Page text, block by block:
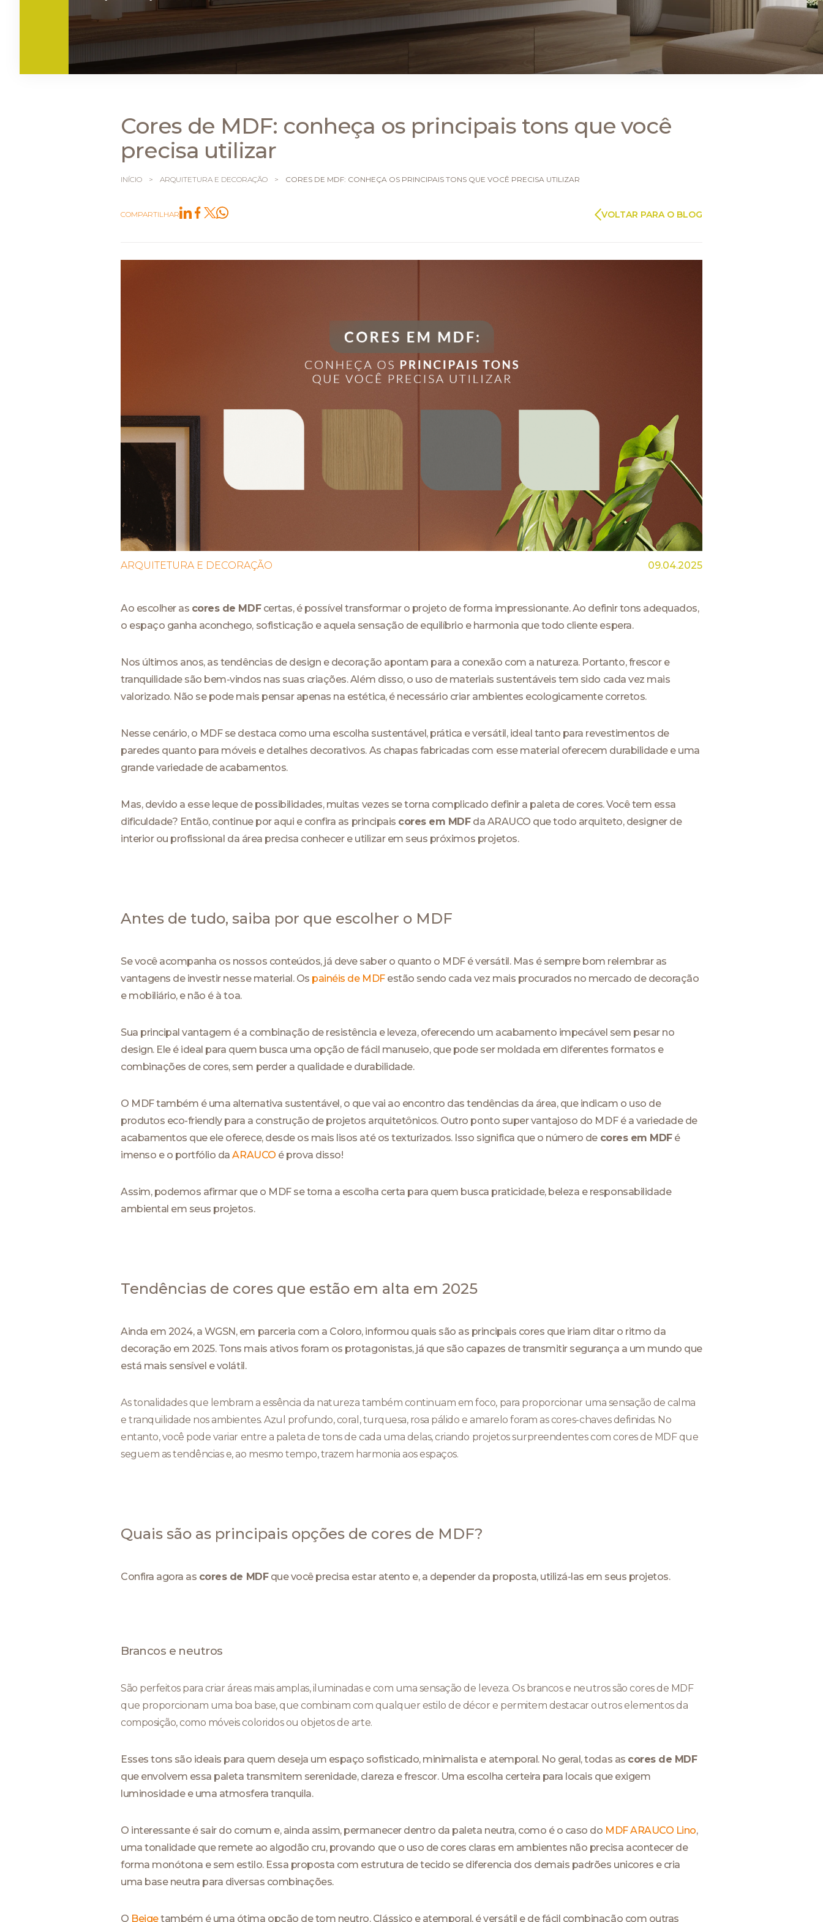
ARAUCO FLORESTAL
Cores de MDF: conheça os principais tons que você
precisa utilizar
INÍCIO > ARQUITETURA E DECORAÇÃO > CORES DE MDF: CONHEÇA OS PRINCIPAIS TONS QUE VOCÊ PRECISA UTILIZAR
COMPARTILHAR VOLTAR PARA O BLOG
ARQUITETURA E DECORAÇÃO 09.04.2025
Ao escolher as cores de MDFcertas, é possível transformar o projeto de forma impressionante. Ao definir tons adequados,
o espaço ganha aconchego, sofisticação e aquela sensação de equilíbrio e harmonia que todo cliente espera.
Nos últimos anos, as tendências de design e decoração apontam para a conexão com a natureza. Portanto, frescor e
tranquilidade são bem-vindos nas suas criações. Além disso, o uso de materiais sustentáveis tem sido cada vez mais
valorizado. Não se pode mais pensar apenas na estética, é necessário criar ambientes ecologicamente corretos.
Nesse cenário, o MDF se destaca como uma escolha sustentável, prática e versátil, ideal tanto para revestimentos de
paredes quanto para móveis e detalhes decorativos. As chapas fabricadas com esse material oferecem durabilidade e uma
grande variedade de acabamentos.
Mas, devido a esse leque de possibilidades, muitas vezes se torna complicado definir a paleta de cores. Você tem essa
dificuldade? Então, continue por aqui e confira as principais cores em MDFda ARAUCO que todo arquiteto, designer de
interior ou profissional da área precisa conhecer e utilizar em seus próximos projetos.
Antes de tudo, saiba por que escolher o MDF
Se você acompanha os nossos conteúdos, já deve saber o quanto o MDF é versátil. Mas é sempre bom relembrar as
vantagens de investir nesse material. Os painéis de MDFestão sendo cada vez mais procurados no mercado de decoração
e mobiliário, e não é à toa.
Sua principal vantagem é a combinação de resistência e leveza, oferecendo um acabamento impecável sem pesar no
design. Ele é ideal para quem busca uma opção de fácil manuseio, que pode ser moldada em diferentes formatos e
combinações de cores, sem perder a qualidade e durabilidade.
O MDF também é uma alternativa sustentável, o que vai ao encontro das tendências da área, que indicam o uso de
produtos eco-friendly para a construção de projetos arquitetônicos. Outro ponto super vantajoso do MDF é a variedade de
acabamentos que ele oferece, desde os mais lisos até os texturizados. Isso significa que o número de cores em MDFé
imenso e o portfólio daARAUCO é prova disso!
Assim, podemos afirmar que o MDF se torna a escolha certa para quem busca praticidade, beleza e responsabilidade
ambiental em seus projetos.
Tendências de cores que estão em alta em 2025
Ainda em 2024, a WGSN, em parceria com a Coloro, informou quais são as principais cores que iriam ditar o ritmo da
decoração em 2025. Tons mais ativos foram os protagonistas, já que são capazes de transmitir segurança a um mundo que
está mais sensível e volátil.
As tonalidades que lembram a essência da natureza também continuam em foco, para proporcionar uma sensação de calma
e tranquilidade nos ambientes. Azul profundo, coral, turquesa, rosa pálido e amarelo foram as cores-chaves definidas. No
entanto, você pode variar entre a paleta de tons de cada uma delas, criando projetos surpreendentes com cores de MDF que
seguem as tendências e, ao mesmo tempo, trazem harmonia aos espaços.
Quais são as principais opções de cores de MDF?
Confira agora as cores de MDFque você precisa estar atento e, a depender da proposta, utilizá-las em seus projetos.
Brancos e neutros
São perfeitos para criar áreas mais amplas, iluminadas e com uma sensação de leveza. Os brancos e neutros são cores de MDF
que proporcionam uma boa base, que combinam com qualquer estilo de décor e permitem destacar outros elementos da
composição, como móveis coloridos ou objetos de arte.
Esses tons são ideais para quem deseja um espaço sofisticado, minimalista e atemporal. No geral, todas as cores de MDF
que envolvem essa paleta transmitem serenidade, clareza e frescor. Uma escolha certeira para locais que exigem
luminosidade e uma atmosfera tranquila.
O interessante é sair do comum e, ainda assim, permanecer dentro da paleta neutra, como é o caso do MDF ARAUCO Lino,
uma tonalidade que remete ao algodão cru, provando que o uso de cores claras em ambientes não precisa acontecer de
forma monótona e sem estilo. Essa proposta com estrutura de tecido se diferencia dos demais padrões unicores e cria
uma base neutra para diversas combinações.
O Beigetambém é uma ótima opção de tom neutro. Clássico e atemporal, é versátil e de fácil combinação com outras